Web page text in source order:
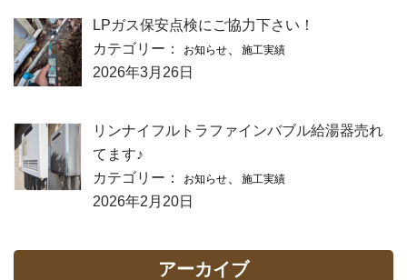
LPガス保安点検にご協力下さい！
カテゴリー：
お知らせ 施工実績
2026年3月26日
リンナイフルトラファインバブル給湯器売れ
てます♪
カテゴリー：
お知らせ 施工実績
2026年2月20日
アーカイブ